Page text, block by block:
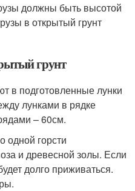
должны быть высотой
в открытый грунт
грунт
в подготовленные лунки
лунками в рядке
– 60см.
одной горсти
и древесной золы. Если
долго приживаться.